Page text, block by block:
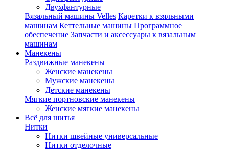
Двухфантурные
Вязальный машины Velles Каретки к взяльными
машинам Кеттельные машины Программное
обеспечение Запчасти и аксессуары к вязальным
машинам
Манекены
Раздвижные манекены
Женские манекены
Мужские манекены
Детские манекены
Мягкие портновские манекены
Женские мягкие манекены
Всё для шитья
Нитки
Нитки швейные универсальные
Нитки отделочные